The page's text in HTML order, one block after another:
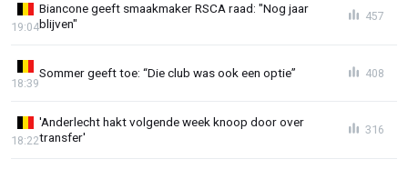
Biancone geeft smaakmaker RSCA raad: "Nog jaar
blijven"
19:04
457
Sommer geeft toe: “Die club was ook een optie”
18:39
408
'Anderlecht hakt volgende week knoop door over
transfer'
18:22
316